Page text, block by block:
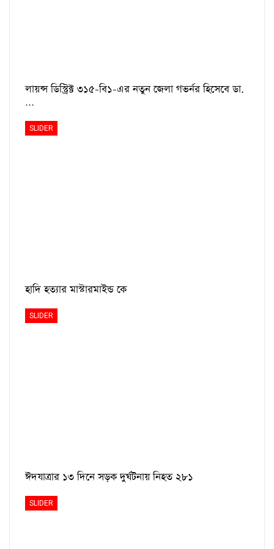
লায়ন্স ডিস্ট্রিক্ট ৩১৫-বি১-এর নতুন জেলা গভর্নর হিসেবে ডা.
…
SLIDER
হাদি হত্যার মাস্টারমাইন্ড কে
SLIDER
ঈদযাত্রার ১৩ দিনে সড়ক দুর্ঘটনায় নিহত ২৮১
SLIDER